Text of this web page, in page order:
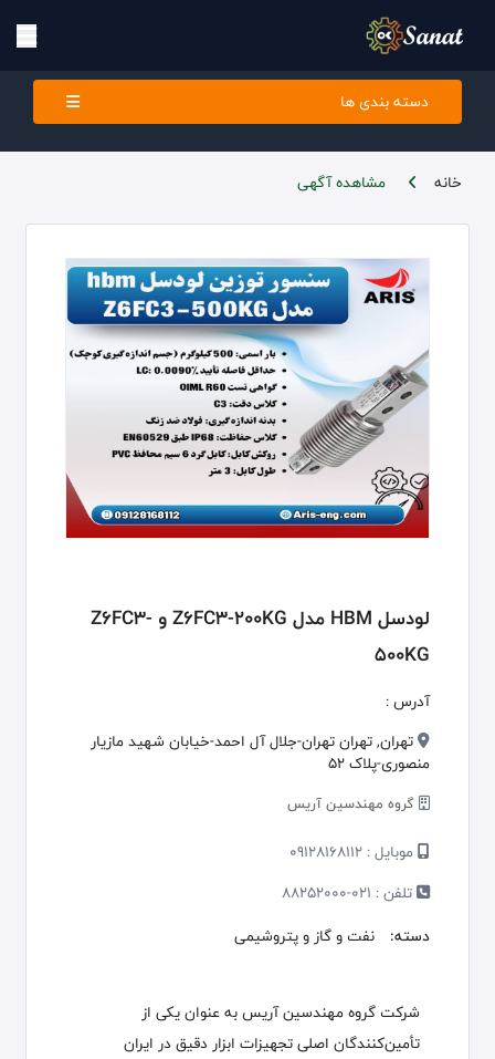
دسته بندی ها
خانه مشاهده آگهی
لودسل HBM مدل Z6FC3-200KG و Z6FC3-
500KG
آدرس :
تهران, تهران تهران-جلال آل احمد-خیابان شهید مازیار
منصوری-پلاک 52
گروه مهندسین آریس
موبایل : 09128168112
تلفن : 021-88252000
دسته:
نفت و گاز و پتروشیمی
شرکت گروه مهندسین آریس به عنوان یکی از
تأمین‌کنندگان اصلی تجهیزات ابزار دقیق در ایران